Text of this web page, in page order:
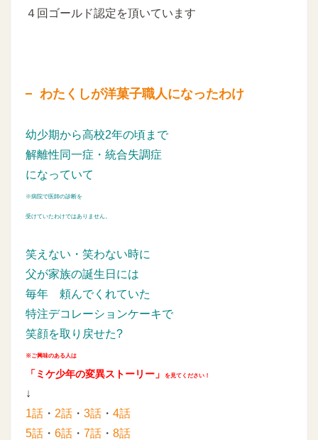
４回ゴールド認定を頂いています
わたくしが洋菓子職人になったわけ
幼少期から高校2年の頃まで
解離性同一症・統合失調症
になっていて
※病院で医師の診断を
受けていたわけではありません。
笑えない・笑わない時に
父が家族の誕生日には
毎年 頼んでくれていた
特注デコレーションケーキで
笑顔を取り戻せた?
※ご興味のある人は
「ミケ少年の変異ストーリー」 を見てください！
↓
1話 ・ 2話 ・ 3話 ・ 4話
5話 ・ 6話 ・ 7話 ・ 8話